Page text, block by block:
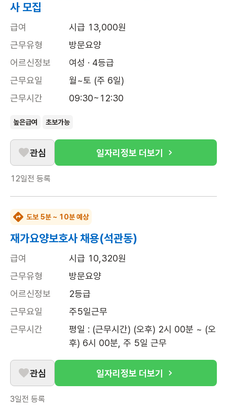
사 모집
급여
시급 13,000원
근무유형
방문요양
어르신정보
여성 · 4등급
근무요일
월~토 (주 6일)
근무시간
09:30~12:30
높은급여 초보가능
관심 일자리정보 더보기
12일전 등록
도보 5분 ~ 10분 예상
재가요양보호사 채용(석관동)
급여
시급 10,320원
근무유형
방문요양
어르신정보
2등급
근무요일
주5일근무
근무시간
평일 : (근무시간) (오후) 2시 00분 ~ (오
후) 6시 00분, 주 5일 근무
관심 일자리정보 더보기
3일전 등록